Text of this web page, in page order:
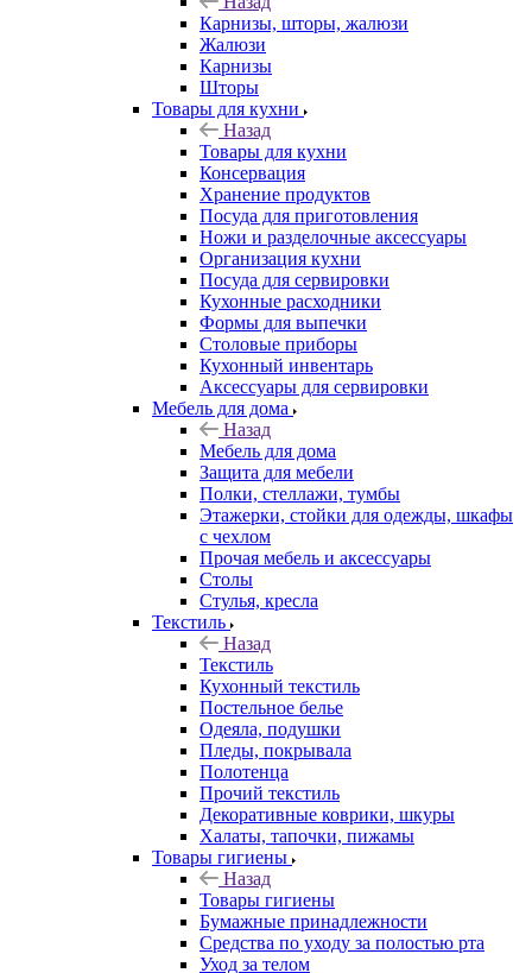
Карнизы, шторы, жалюзи
Жалюзи
Карнизы
Шторы
Товары для кухни
Назад
Товары для кухни
Консервация
Хранение продуктов
Посуда для приготовления
Ножи и разделочные аксессуары
Организация кухни
Посуда для сервировки
Кухонные расходники
Формы для выпечки
Столовые приборы
Кухонный инвентарь
Аксессуары для сервировки
Мебель для дома
Назад
Мебель для дома
Защита для мебели
Полки, стеллажи, тумбы
Этажерки, стойки для одежды, шкафы
с чехлом
Прочая мебель и аксессуары
Столы
Стулья, кресла
Текстиль
Назад
Текстиль
Кухонный текстиль
Постельное белье
Одеяла, подушки
Пледы, покрывала
Полотенца
Прочий текстиль
Декоративные коврики, шкуры
Халаты, тапочки, пижамы
Товары гигиены
Назад
Товары гигиены
Бумажные принадлежности
Средства по уходу за полостью рта
Уход за телом